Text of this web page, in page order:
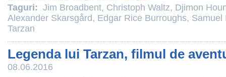
Taguri: Jim Broadbent, Christoph Waltz, Djimon
Alexander Skarsgård, Edgar Rice Burroughs, Samuel
Tarzan
Legenda lui Tarzan, filmul de
08.06.2016